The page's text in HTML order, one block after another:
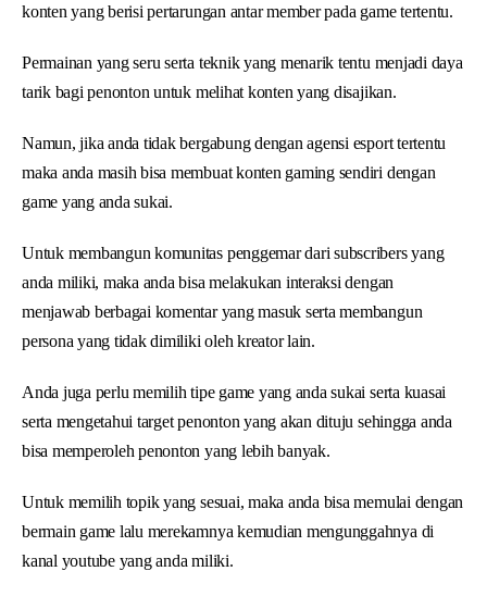
konten yang berisi pertarungan antar member pada game tertentu.
Permainan yang seru serta teknik yang menarik tentu menjadi daya
tarik bagi penonton untuk melihat konten yang disajikan.
Namun, jika anda tidak bergabung dengan agensi esport tertentu
maka anda masih bisa membuat konten gaming sendiri dengan
game yang anda sukai.
Untuk membangun komunitas penggemar dari subscribers yang
anda miliki, maka anda bisa melakukan interaksi dengan
menjawab berbagai komentar yang masuk serta membangun
persona yang tidak dimiliki oleh kreator lain.
Anda juga perlu memilih tipe game yang anda sukai serta kuasai
serta mengetahui target penonton yang akan dituju sehingga anda
bisa memperoleh penonton yang lebih banyak.
Untuk memilih topik yang sesuai, maka anda bisa memulai dengan
bermain game lalu merekamnya kemudian mengunggahnya di
kanal youtube yang anda miliki.